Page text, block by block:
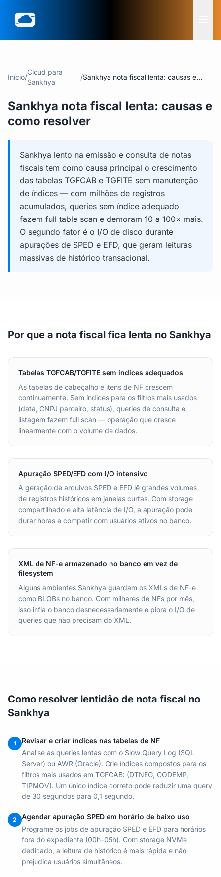
Início/
Cloud para
Sankhya
/Sankhya nota fiscal lenta: causas e
Sankhya nota fiscal lenta: causas e
como resolver
Sankhya lento na emissão e consulta de notas
fiscais tem como causa principal o crescimento
das tabelas TGFCAB e TGFITE sem manutenção
de índices — com milhões de registros
acumulados, queries sem índice adequado
fazem full table scan e demoram 10 a 100× mais.
O segundo fator é o I/O de disco durante
apurações de SPED e EFD, que geram leituras
massivas de histórico transacional.
Por que a nota fiscal fica lenta no Sankhya
Tabelas TGFCAB/TGFITE sem índices adequados
As tabelas de cabeçalho e itens de NF crescem
continuamente. Sem índices para os filtros mais usados
(data, CNPJ parceiro, status), queries de consulta e
listagem fazem full scan — operação que cresce
linearmente com o volume de dados.
Apuração SPED/EFD com I/O intensivo
A geração de arquivos SPED e EFD lê grandes volumes
de registros históricos em janelas curtas. Com storage
compartilhado e alta latência de I/O, a apuração pode
durar horas e competir com usuários ativos no banco.
XML de NF-e armazenado no banco em vez de
filesystem
Alguns ambientes Sankhya guardam os XMLs de NF-e
como BLOBs no banco. Com milhares de NFs por mês,
isso infla o banco desnecessariamente e piora o I/O de
queries que não precisam do XML.
Como resolver lentidão de nota fiscal no
Sankhya
1
Revisar e criar índices nas tabelas de NF
Analise as queries lentas com o Slow Query Log (SQL
Server) ou AWR (Oracle). Crie índices compostos para os
filtros mais usados em TGFCAB: (DTNEG, CODEMP,
TIPMOV). Um único índice correto pode reduzir uma query
de 30 segundos para 0,1 segundo.
2
Agendar apuração SPED em horário de baixo uso
Programe os jobs de apuração SPED e EFD para horários
fora do expediente (00h–05h). Com storage NVMe
dedicado, a leitura de histórico é mais rápida e não
prejudica usuários simultâneos.